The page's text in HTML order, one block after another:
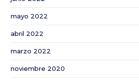
mayo 2022
abril 2022
marzo 2022
noviembre 2020